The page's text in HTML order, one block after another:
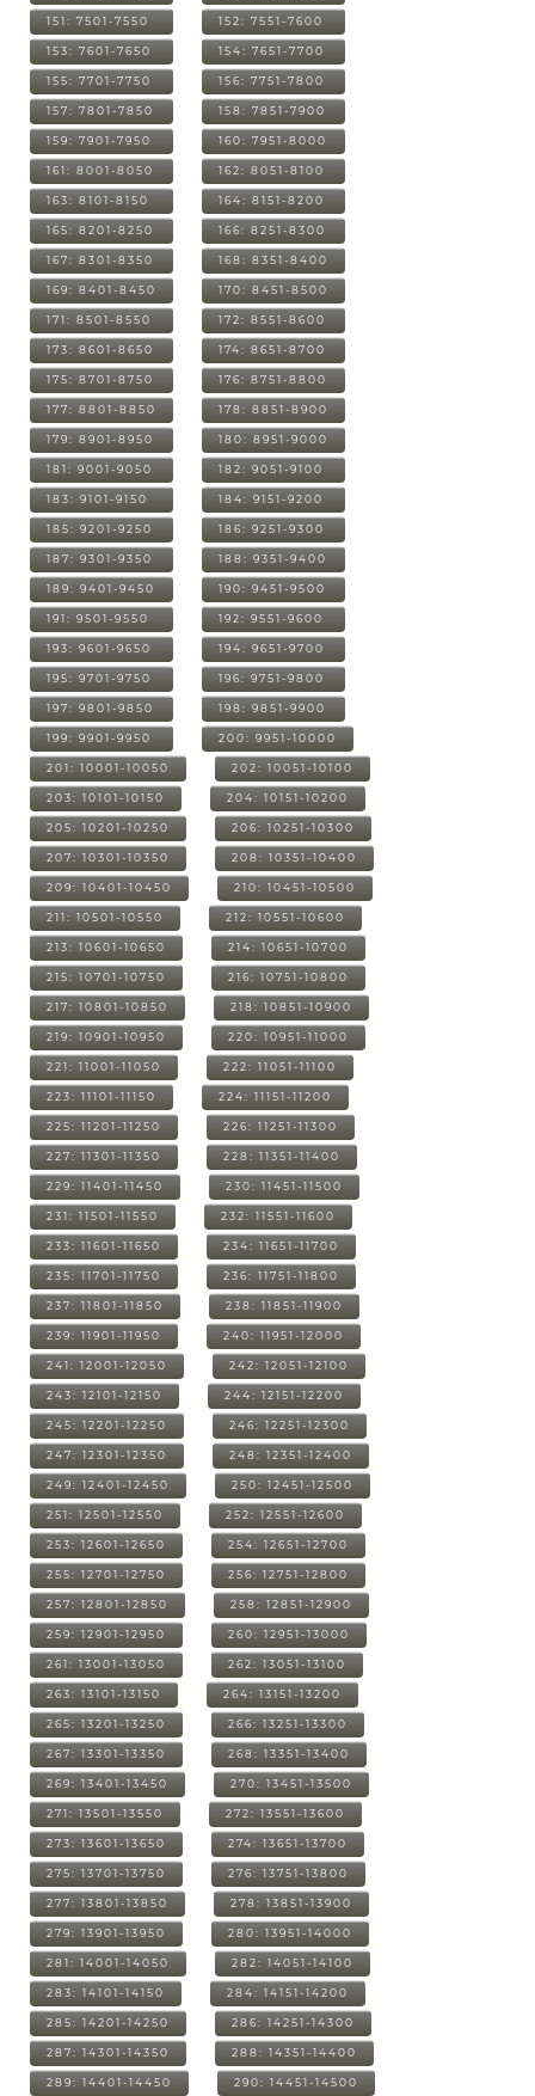
151: 7501-7550 152: 7551-7600
153: 7601-7650 154: 7651-7700
155: 7701-7750 156: 7751-7800
157: 7801-7850 158: 7851-7900
159: 7901-7950 160: 7951-8000
161: 8001-8050 162: 8051-8100
163: 8101-8150 164: 8151-8200
165: 8201-8250 166: 8251-8300
167: 8301-8350 168: 8351-8400
169: 8401-8450 170: 8451-8500
171: 8501-8550 172: 8551-8600
173: 8601-8650 174: 8651-8700
175: 8701-8750 176: 8751-8800
177: 8801-8850 178: 8851-8900
179: 8901-8950 180: 8951-9000
181: 9001-9050 182: 9051-9100
183: 9101-9150 184: 9151-9200
185: 9201-9250 186: 9251-9300
187: 9301-9350 188: 9351-9400
189: 9401-9450 190: 9451-9500
191: 9501-9550 192: 9551-9600
193: 9601-9650 194: 9651-9700
195: 9701-9750 196: 9751-9800
197: 9801-9850 198: 9851-9900
199: 9901-9950 200: 9951-10000
201: 10001-10050 202: 10051-10100
203: 10101-10150 204: 10151-10200
205: 10201-10250 206: 10251-10300
207: 10301-10350 208: 10351-10400
209: 10401-10450 210: 10451-10500
211: 10501-10550 212: 10551-10600
213: 10601-10650 214: 10651-10700
215: 10701-10750 216: 10751-10800
217: 10801-10850 218: 10851-10900
219: 10901-10950 220: 10951-11000
221: 11001-11050 222: 11051-11100
223: 11101-11150 224: 11151-11200
225: 11201-11250 226: 11251-11300
227: 11301-11350 228: 11351-11400
229: 11401-11450 230: 11451-11500
231: 11501-11550 232: 11551-11600
233: 11601-11650 234: 11651-11700
235: 11701-11750 236: 11751-11800
237: 11801-11850 238: 11851-11900
239: 11901-11950 240: 11951-12000
241: 12001-12050 242: 12051-12100
243: 12101-12150 244: 12151-12200
245: 12201-12250 246: 12251-12300
247: 12301-12350 248: 12351-12400
249: 12401-12450 250: 12451-12500
251: 12501-12550 252: 12551-12600
253: 12601-12650 254: 12651-12700
255: 12701-12750 256: 12751-12800
257: 12801-12850 258: 12851-12900
259: 12901-12950 260: 12951-13000
261: 13001-13050 262: 13051-13100
263: 13101-13150 264: 13151-13200
265: 13201-13250 266: 13251-13300
267: 13301-13350 268: 13351-13400
269: 13401-13450 270: 13451-13500
271: 13501-13550 272: 13551-13600
273: 13601-13650 274: 13651-13700
275: 13701-13750 276: 13751-13800
277: 13801-13850 278: 13851-13900
279: 13901-13950 280: 13951-14000
281: 14001-14050 282: 14051-14100
283: 14101-14150 284: 14151-14200
285: 14201-14250 286: 14251-14300
287: 14301-14350 288: 14351-14400
289: 14401-14450 290: 14451-14500